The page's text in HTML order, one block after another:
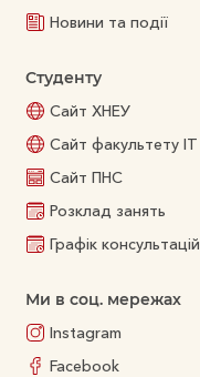
Новини та події
Студенту
Сайт ХНЕУ
Сайт факультету ІТ
Сайт ПНС
Розклад занять
Графік консультацій
Ми в соц. мережах
Instagram
Facebook